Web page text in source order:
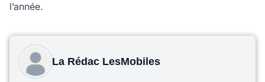
l’année.
La Rédac LesMobiles